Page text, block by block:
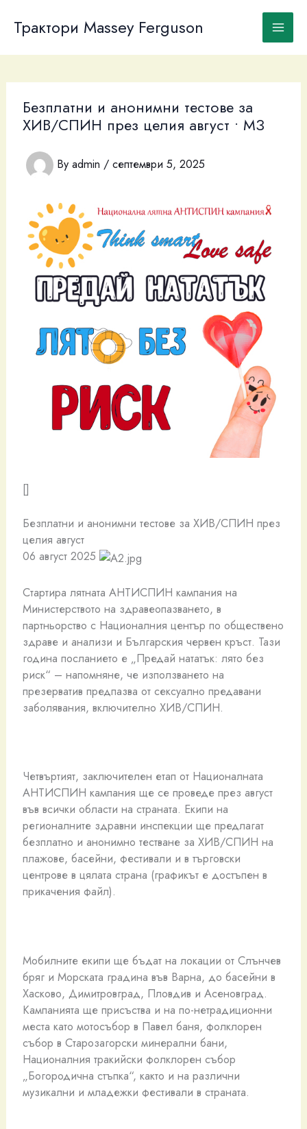
content
Трактори Massey Ferguson
Безплатни и анонимни тестове за
ХИВ/СПИН през целия август • МЗ
By admin / септември 5, 2025
[]
Безплатни и анонимни тестове за ХИВ/СПИН през
целия август
06 август 2025
Стартира лятната АНТИСПИН кампания на
Министерството на здравеопазването, в
партньорство с Националния център по обществено
здраве и анализи и Българския червен кръст. Тази
година посланието е „Предай нататък: лято без
риск“ – напомняне, че използването на
презерватив предпазва от сексуално предавани
заболявания, включително ХИВ/СПИН.
Четвъртият, заключителен етап от Националната
АНТИСПИН кампания ще се проведе през август
във всички области на страната. Екипи на
регионалните здравни инспекции ще предлагат
безплатно и анонимно тестване за ХИВ/СПИН на
плажове, басейни, фестивали и в търговски
центрове в цялата страна (графикът е достъпен в
прикачения файл).
Мобилните екипи ще бъдат на локации от Слънчев
бряг и Морската градина във Варна, до басейни в
Хасково, Димитровград, Пловдив и Асеновград.
Кампанията ще присъства и на по-нетрадиционни
места като мотосъбор в Павел баня, фолклорен
събор в Старозагорски минерални бани,
Националния тракийски фолклорен събор
„Богородична стъпка“, както и на различни
музикални и младежки фестивали в страната.